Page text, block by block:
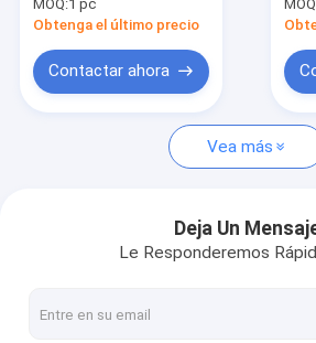
Éntrenos en contacto con
Noticias
Altas luces a prueba de explosiones
Luz de inundación a prueba de
ATEX RoHS CNEX
Tiempo de vida
MOQ:1 pc
Obtenga el último precio
Contactar ahora
Vea más
Deja Un
Le Responderemos